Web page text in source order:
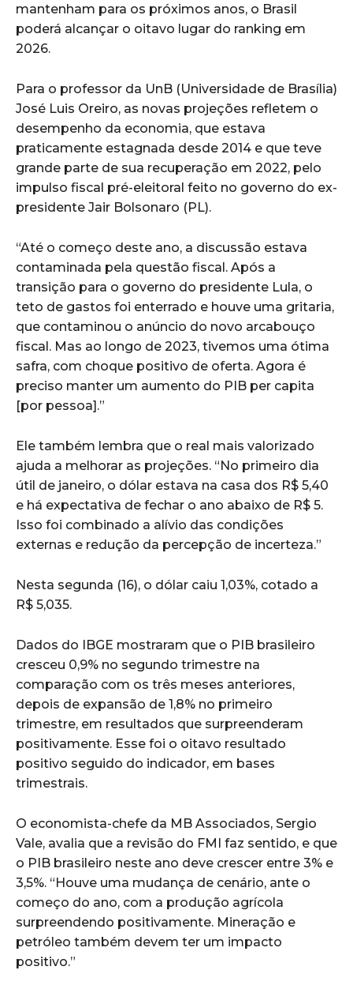
mantenham para os próximos anos, o Brasil
poderá alcançar o oitavo lugar do ranking em
2026.
Para o professor da UnB (Universidade de Brasília)
José Luis Oreiro, as novas projeções refletem o
desempenho da economia, que estava
praticamente estagnada desde 2014 e que teve
grande parte de sua recuperação em 2022, pelo
impulso fiscal pré-eleitoral feito no governo do ex-
presidente Jair Bolsonaro (PL).
“Até o começo deste ano, a discussão estava
contaminada pela questão fiscal. Após a
transição para o governo do presidente Lula, o
teto de gastos foi enterrado e houve uma gritaria,
que contaminou o anúncio do novo arcabouço
fiscal. Mas ao longo de 2023, tivemos uma ótima
safra, com choque positivo de oferta. Agora é
preciso manter um aumento do PIB per capita
[por pessoa].”
Ele também lembra que o real mais valorizado
ajuda a melhorar as projeções. “No primeiro dia
útil de janeiro, o dólar estava na casa dos R$ 5,40
e há expectativa de fechar o ano abaixo de R$ 5.
Isso foi combinado a alívio das condições
externas e redução da percepção de incerteza.”
Nesta segunda (16), o dólar caiu 1,03%, cotado a
R$ 5,035.
Dados do IBGE mostraram que o PIB brasileiro
cresceu 0,9% no segundo trimestre na
comparação com os três meses anteriores,
depois de expansão de 1,8% no primeiro
trimestre, em resultados que surpreenderam
positivamente. Esse foi o oitavo resultado
positivo seguido do indicador, em bases
trimestrais.
O economista-chefe da MB Associados, Sergio
Vale, avalia que a revisão do FMI faz sentido, e que
o PIB brasileiro neste ano deve crescer entre 3% e
3,5%. “Houve uma mudança de cenário, ante o
começo do ano, com a produção agrícola
surpreendendo positivamente. Mineração e
petróleo também devem ter um impacto
positivo.”